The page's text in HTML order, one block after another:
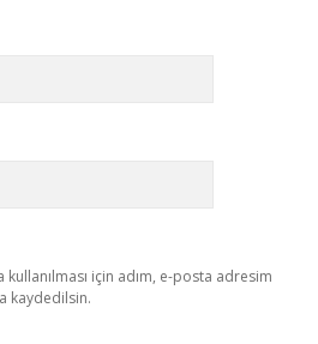
için adım, e-posta adresim
kaydedilsin.